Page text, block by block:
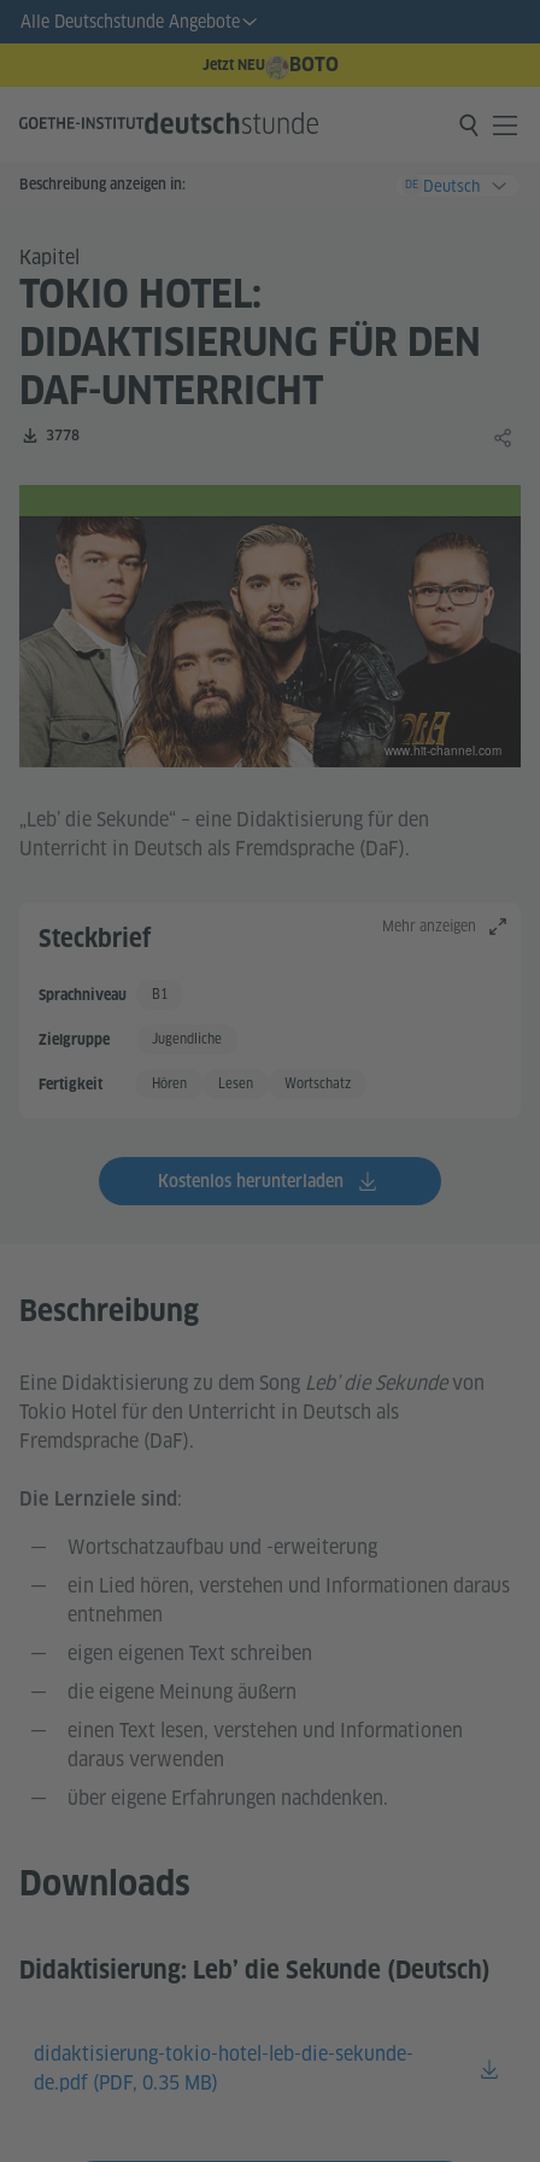
Alle Deutschstunde Angebote
Jetzt NEU BOTO
Beschreibung anzeigen in: DE Deutsch
Kapitel
TOKIO HOTEL:
DIDAKTISIERUNG FÜR DEN
DAF-UNTERRICHT
Zahl der Downloads:
3778
www.hit-channel.com
„Leb’ die Sekunde“ – eine Didaktisierung für den
Unterricht in Deutsch als Fremdsprache (DaF).
Mehr anzeigen
Steckbrief
Sprachniveau Gute Sprachkenntnisse
B1
Zielgruppe Jugendliche
Fertigkeit Hören Lesen Wortschatz
Kostenlos herunterladen
Beschreibung
Eine Didaktisierung zu dem Song Leb’ die Sekundevon
Tokio Hotel für den Unterricht in Deutsch als
Fremdsprache (DaF).
Die Lernziele sind:
Wortschatzaufbau und -erweiterung
ein Lied hören, verstehen und Informationen daraus
entnehmen
eigen eigenen Text schreiben
die eigene Meinung äußern
einen Text lesen, verstehen und Informationen
daraus verwenden
über eigene Erfahrungen nachdenken.
Downloads
Didaktisierung: Leb’ die Sekunde (Deutsch)
didaktisierung-tokio-hotel-leb-die-sekunde-
de.pdf (PDF, 0.35 MB)